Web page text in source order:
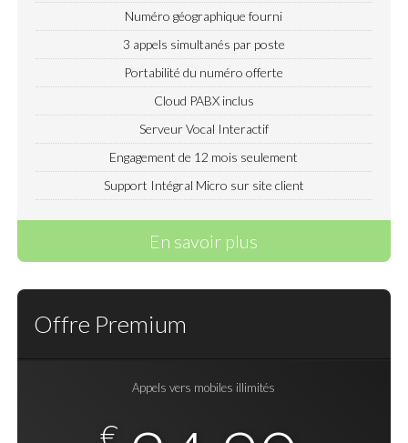
Numéro géographique fourni
3 appels simultanés par poste
Portabilité du numéro offerte
Cloud PABX inclus
Serveur Vocal Interactif
Engagement de 12 mois seulement
Support Intégral Micro sur site client
En savoir plus
Offre Premium
Appels vers mobiles illimités